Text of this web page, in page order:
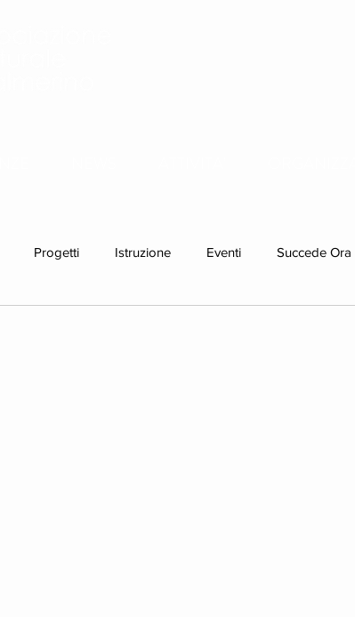
Progetti Istruzione Eventi Succede Ora